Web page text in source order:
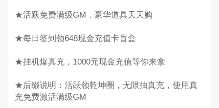
★活跃免费满级GM，豪华道具天天购
★每日签到领648现金充值卡盲盒
★挂机爆真充，1000元现金充值等你来拿
★后缀说明：活跃领乾坤圈，无限抽真充，使用真
充免费激活满级GM